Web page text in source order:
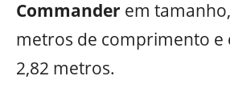
Commander em
metros de comprimento e
2,82 metros.